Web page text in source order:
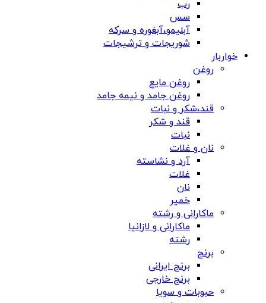
رب
سس
آبلیمو،آبغوره و سرکه
شوریجات و ترشیجات
خواربار
روغن
روغن مایع
روغن جامد و نیمه جامد
قند،شکر و نبات
قند و شکر
نبات
نان و غلات
آرد و نشاسته
غلات
نان
خمیر
ماکارانی و رشته
ماکارانی و لازانیا
رشته
برنج
برنج ایرانی
برنج خارجی
حبوبات و سویا